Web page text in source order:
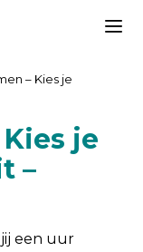
– Kies je
je
–
een uur